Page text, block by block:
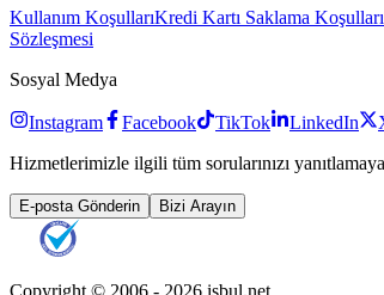
Kullanım KoşullarıKredi Kartı Saklama Koşulları
Sözleşmesi
Sosyal Medya
Instagram Facebook TikTok LinkedIn
Hizmetlerimizle ilgili tüm sorularınızı yanıtlamaya
E-posta Gönderin Bizi Arayın
Copyright © 2006 - 2026 isbul.net